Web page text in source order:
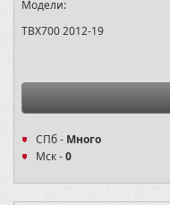
Модели:
TBX700 2012-19
СПб - Много
Мск -0